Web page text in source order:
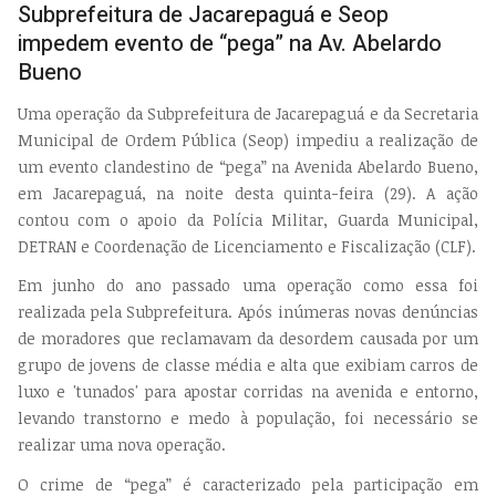
Subprefeitura de Jacarepaguá e Seop
impedem evento de “pega” na Av. Abelardo
Bueno
Uma operação da Subprefeitura de Jacarepaguá e da Secretaria
Municipal de Ordem Pública (Seop) impediu a realização de
um evento clandestino de “pega” na Avenida Abelardo Bueno,
em Jacarepaguá, na noite desta quinta-feira (29). A ação
contou com o apoio da Polícia Militar, Guarda Municipal,
DETRAN e Coordenação de Licenciamento e Fiscalização (CLF).
Em junho do ano passado uma operação como essa foi
realizada pela Subprefeitura. Após inúmeras novas denúncias
de moradores que reclamavam da desordem causada por um
grupo de jovens de classe média e alta que exibiam carros de
luxo e 'tunados' para apostar corridas na avenida e entorno,
levando transtorno e medo à população, foi necessário se
realizar uma nova operação.
O crime de “pega” é caracterizado pela participação em